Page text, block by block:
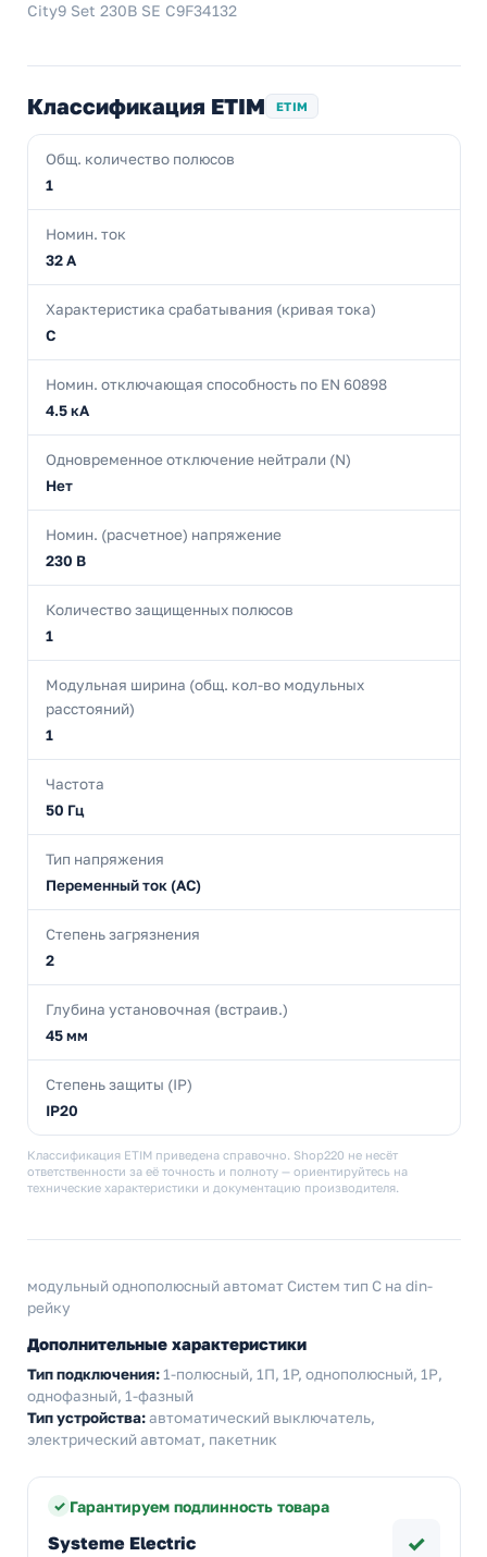
City9 Set 230В SE C9F34132
Классификация ETIM ETIM
Общ. количество полюсов
1
Номин. ток
32 А
Характеристика срабатывания (кривая тока)
C
Номин. отключающая способность по EN 60898
4.5 кА
Одновременное отключение нейтрали (N)
Нет
Номин. (расчетное) напряжение
230 В
Количество защищенных полюсов
1
Модульная ширина (общ. кол-во модульных
расстояний)
1
Частота
50 Гц
Тип напряжения
Переменный ток (AC)
Степень загрязнения
2
Глубина установочная (встраив.)
45 мм
Степень защиты (IP)
IP20
Классификация ETIM приведена справочно. Shop220 не несёт
ответственности за её точность и полноту — ориентируйтесь на
технические характеристики и документацию производителя.
модульный однополюсный автомат Систем тип С на din-
рейку
Дополнительные характеристики
Тип подключения:1-полюсный, 1П, 1P, однополюсный, 1Р,
однофазный, 1-фазный
Тип устройства:автоматический выключатель,
электрический автомат, пакетник
Гарантируем подлинность товара
Systeme Electric ✓